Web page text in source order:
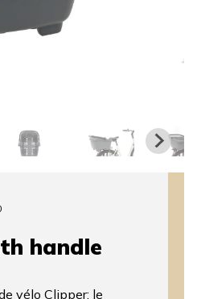
handle
vélo Clipper: le